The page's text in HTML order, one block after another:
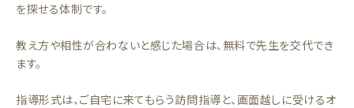
を探せる体制です。
教え方や相性が合わないと感じた場合は、無料で先生を交代でき
ます。
指導形式は、ご自宅に来てもらう訪問指導と、画面越しに受けるオ